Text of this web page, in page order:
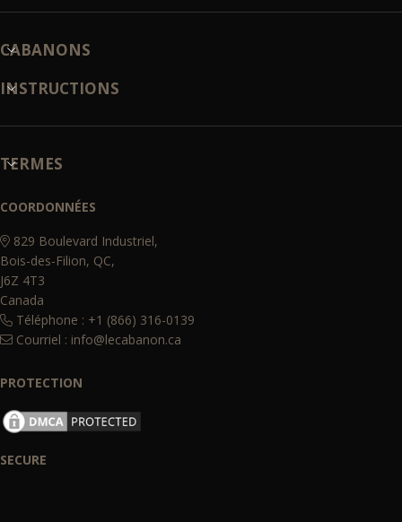
CABANONS
INSTRUCTIONS
TERMES
COORDONNÉES
829 Boulevard Industriel,
Bois-des-Filion, QC,
J6Z 4T3
Canada
Téléphone : +1 (866) 316-0139
Courriel : info@lecabanon.ca
PROTECTION
SECURE